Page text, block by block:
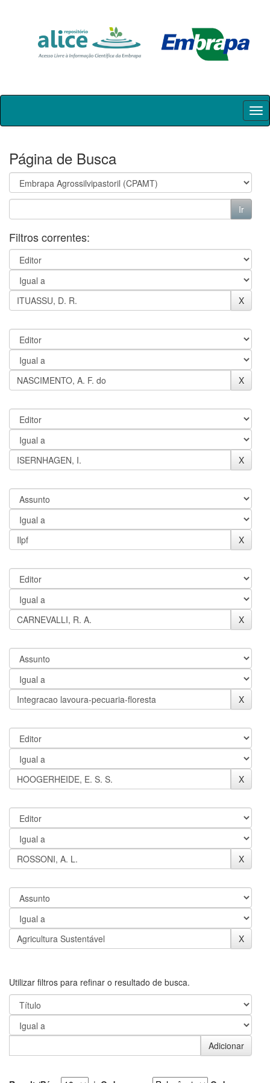
Skip
Página de Busca
Filtros correntes:
Utilizar filtros para refinar o resultado de busca.